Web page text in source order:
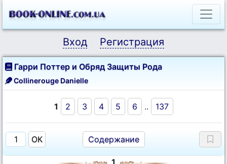
Вход Регистрация
Гарри Поттер и Обряд Защиты Рода
Collinerouge Danielle
1 2 3 4 5 6 .. 137
Содержание
1